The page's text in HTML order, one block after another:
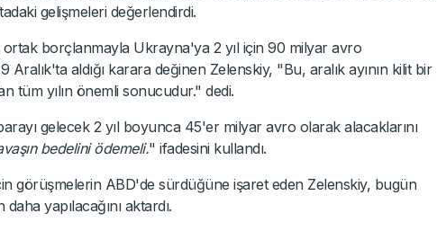
gelişmeleri değerlendirdi.
borçlanmayla Ukrayna'ya 2 yıl için 90 milyar avro
Aralık'ta aldığı karara değinen Zelenskiy, "Bu, aralık ayının kilit bir
tüm yılın önemli sonucudur." dedi.
gelecek 2 yıl boyunca 45'er milyar avro olarak alacaklarını
bedelini ödemeli." ifadesini kullandı.
görüşmelerin ABD'de sürdüğüne işaret eden Zelenskiy, bugün
yapılacağını aktardı.